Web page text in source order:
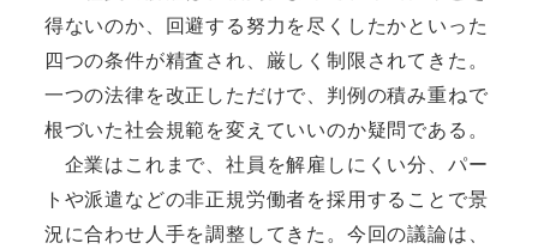
得ないのか、回避する努力を尽くしたかといった
四つの条件が精査され、厳しく制限されてきた。
一つの法律を改正しただけで、判例の積み重ねで
根づいた社会規範を変えていいのか疑問である。
企業はこれまで、社員を解雇しにくい分、パー
トや派遣などの非正規労働者を採用することで景
況に合わせ人手を調整してきた。今回の議論は、